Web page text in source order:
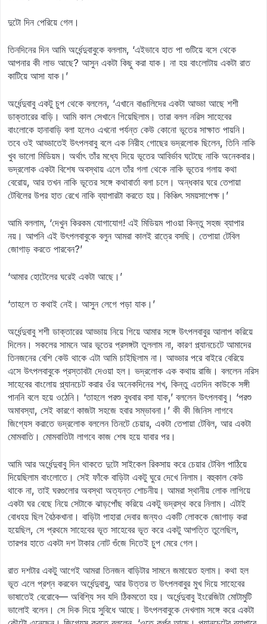
দুটো দিন পেরিয়ে গেল।
তিনদিনের দিন আমি অর্ধেন্দুবাবুকে বললাম, ‘এইভাবে হাত পা গুটিয়ে বসে থেকে
আপনার কী লাভ আছে? আসুন একটা কিছু করা যাক। না হয় বাংলোটায় একটা রাত
কাটিয়ে আসা যাক।’
অর্ধেন্দুবাবু একটু চুপ থেকে বললেন, ‘এখানে বাঙালিদের একটা আড্ডা আছে শশী
ডাক্তারের বাড়ি। আমি কাল সেখানে গিয়েছিলাম। তারা বলল নরিস সাহেবের
বাংলোকে হানাবাড়ি বলা হলেও এখনো পর্যন্ত কেউ কোনো ভূতের সাক্ষাত পায়নি।
তবে ওই আড্ডাতেই উৎপলবাবু বলে এক নিরীহ গোছের ভদ্রলোক ছিলেন, তিনি নাকি
খুব ভালো মিডিয়ম। অর্থাৎ তাঁর মধ্যে দিয়ে ভূতের আবির্ভাব ঘটেছে নাকি অনেকবার।
ভদ্রলোক একটা বিশেষ অবস্থায় এলে তাঁর গলা থেকে নাকি ভূতের গলায় কথা
বেরোয়, আর তখন নাকি ভূতের সঙ্গে কথাবার্তা বলা চলে। অন্ধকার ঘরে তেপায়া
টেবিলের উপর হাত রেখে নাকি ব্যাপারটা করতে হয়। কিঞ্চিৎ সময়সাপেক্ষ।’
আমি বললাম, ‘দেখুন কিরকম যোগাযোগ! এই মিডিয়ম পাওয়া কিন্তু সহজ ব্যাপার
নয়। আপনি এই উৎপলবাবুকে বলুন আমরা কালই রাত্রে বসছি। তেপায়া টেবিল
জোগাড় করতে পারবেন?’
‘আমার হোটেলের ঘরেই একটা আছে।’
‘তাহলে ত কথাই নেই। আসুন লেগে পড়া যাক।’
অর্ধেন্দুবাবু শশী ডাক্তারের আড্ডায় নিয়ে গিয়ে আমার সঙ্গে উৎপলবাবুর আলাপ করিয়ে
দিলেন। সকলের সামনে আর ভূতের প্রসঙ্গটা তুললাম না, কারণ প্ল্যানচেটে আমাদের
তিনজনের বেশি কেউ থাকে এটা আমি চাইছিলাম না। আড্ডার পরে বাইরে বেরিয়ে
এসে উৎপলবাবুকে প্রস্তাবটা দেওয়া হল। ভদ্রলোক এক কথায় রাজি। বললেন নরিস
সাহেবের বাংলোয় প্ল্যানচেট করার ওঁর অনেকদিনের শখ, কিন্তু এতদিন কাউকে সঙ্গী
পাননি বলে হয়ে ওঠেনি। ‘তাহলে পরশু বুধবার বসা যাক,’ বললেন উৎপলবাবু। ‘পরশু
অমাবস্যা, সেই কারণে কাজটা সহজে হবার সম্ভাবনা।’ কী কী জিনিস লাগবে
জিগ্যেস করাতে ভদ্রলোক বললেন তিনটে চেয়ার, একটা তেপায়া টেবিল, আর একটা
মোমবাতি। মোমবাতিটা লাগবে কাজ শেষ হয়ে যাবার পর।
আমি আর অর্ধেন্দুবাবু দিন থাকতে দুটো সাইকেল রিকসায় করে চেয়ার টেবিল পাঠিয়ে
দিয়েছিলাম বাংলোতে। সেই ফাঁকে বাড়িটা একটু ঘুরে দেখে নিলাম। বহুকাল কেউ
থাকে না, তাই ঘরগুলোর অবস্থা অত্যন্ত শোচনীয়। আমরা স্থানীয় লোক লাগিয়ে
একটা ঘর বেছে নিয়ে সেটাকে ঝাড়পোঁছ করিয়ে একটু ভদ্রস্থ করে নিলাম। এটাই
বোধহয় ছিল বৈঠকখানা। বাড়িটা পাহারা দেবার জন্যও একটি লোককে জোগাড় করা
হয়েছিল, সে প্রথমে সাহেবের ভূত সাহেবের ভূত করে একটু আপত্তি তুলেছিল,
তারপর হাতে একটা দশ টাকার নোট গুঁজে দিতেই চুপ মেরে গেল।
রাত দশটার একটু আগেই আমরা তিনজন বাড়িটার সামনে জমায়েত হলাম। কথা হল
ভূত এলে প্রশ্ন করবেন অর্ধেন্দুবাবু, আর উত্তর ত উৎপলবাবুর মুখ দিয়ে সাহেবের
ভাষাতেই বেরোবে— অবিশ্যি সব যদি ঠিকমতো হয়। অর্ধেন্দুবাবু ইংরেজিটা মোটামুটি
ভালোই বলেন। সে দিক দিয়ে সুবিধে আছে। উৎপলবাবুকে দেখলাম সঙ্গে করে একটা